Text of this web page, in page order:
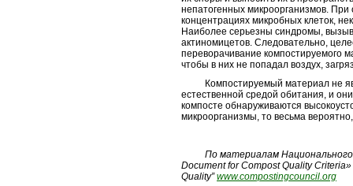
непатогенных микроорганизмов.
концентрациях микробных клеток,
Наиболее серьезны синдромы,
актиномицетов. Следовательно,
переворачивание компостируемого
чтобы в них не попадал воздух,
Компостируемый материал не
естественной средой обитания, и
компосте обнаруживаются
микроорганизмы, то весьма
По материалам
Document for Compost Quality
Quality”www.compostingcouncil.org